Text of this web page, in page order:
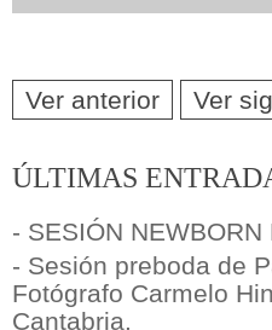
Ver anterior Ver
ÚLTIMAS
- SESIÓN NEWBORN
- Sesión preboda de
Fotógrafo Carmelo
Cantabria.